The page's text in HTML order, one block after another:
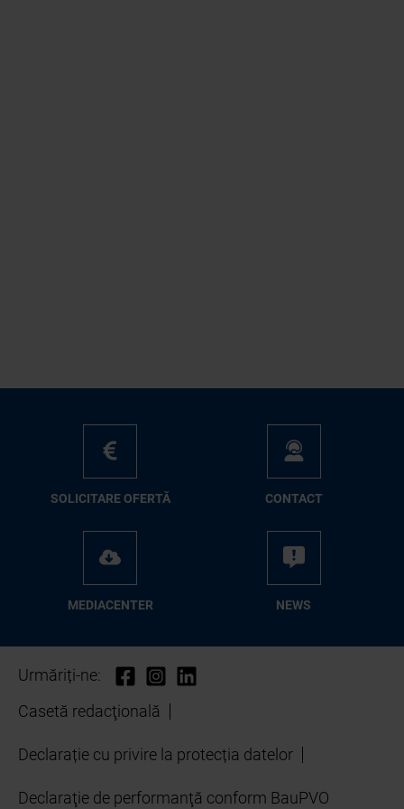
SO­LI­CI­TA­RE OFER­TĂ CON­TA­CT
ME­D­IA­CEN­TER NEWS
Urmăriți-ne:
Casetă redacţională
Declarație cu privire la protecția datelor
Declaraţie de performanţă conform BauPVO